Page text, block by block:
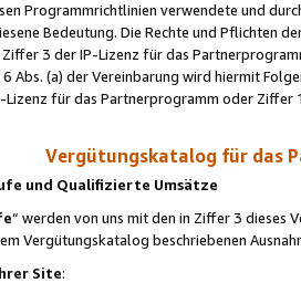
Programmrichtlinien verwendete und
Bedeutung. Die Rechte und Pflichten
3 der IP-Lizenz für das
Abs. (a) der Vereinbarung wird hiermit
Lizenz für das Partnerprogramm oder
Vergütungskatalog für das
und Qualifizierte Umsätze
“ werden von uns mit den in Ziffer 3
Vergütungskatalog beschriebenen
Site: